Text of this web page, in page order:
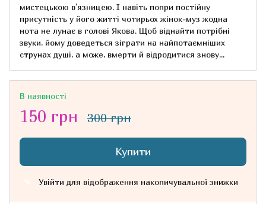
мистецькою в'язницею. І навіть попри постійну
присутність у його житті чотирьох жінок-муз жодна
нота не лунає в голові Якова. Щоб віднайти потрібні
звуки, йому доведеться зіграти на найпотаємніших
струнах душі, а може, вмерти й відродитися знову...
В наявності
150 грн 300 грн
Купити
Увійти для відображення накопичувальної знижки